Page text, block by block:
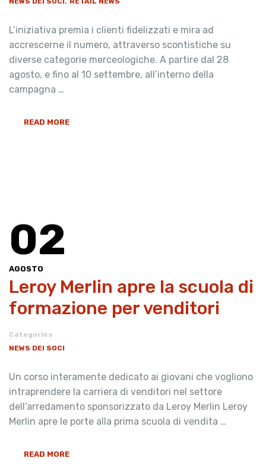
L’iniziativa premia i clienti fidelizzati e mira ad
accrescerne il numero, attraverso scontistiche su
diverse categorie merceologiche. A partire dal 28
agosto, e fino al 10 settembre, all’interno della
campagna …
READ MORE
02
AGOSTO
Leroy Merlin apre la scuola di
formazione per venditori
Categories
NEWS DEI SOCI
Un corso interamente dedicato ai giovani che vogliono
intraprendere la carriera di venditori nel settore
dell’arredamento sponsorizzato da Leroy Merlin Leroy
Merlin apre le porte alla prima scuola di vendita …
READ MORE